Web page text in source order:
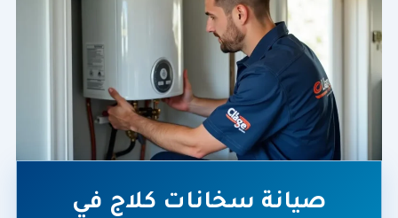
صيانة سخانات كلاج في